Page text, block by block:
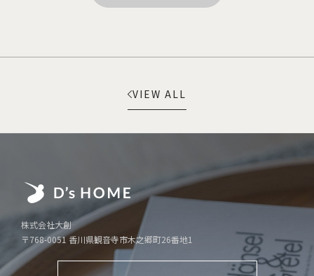
VIEW ALL
株式会社大創
〒768-0051 香川県観音寺市木之郷町26番地1